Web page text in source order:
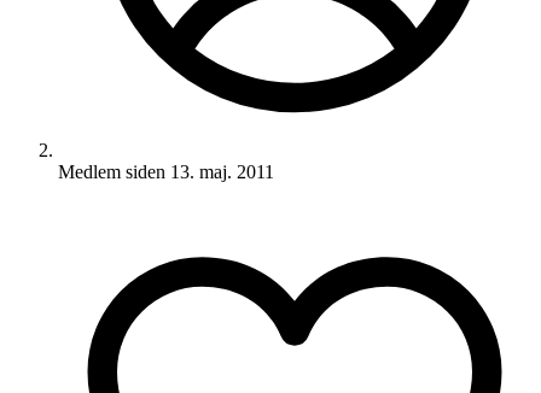
Medlem siden 13. maj. 2011